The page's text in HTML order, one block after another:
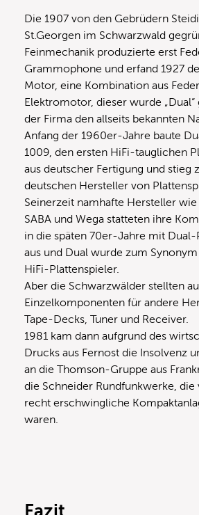
Die 1907 von den Gebrüdern
St.Georgen im Schwarzwald
Feinmechanik produzierte erst
Grammophone und erfand 1927
Motor, eine Kombination aus
Elektromotor, dieser wurde „Dual“
der Firma den allseits bekannten
Anfang der 1960er-Jahre baute
1009, den ersten HiFi-tauglichen
aus deutscher Fertigung und stieg
deutschen Hersteller von
Seinerzeit namhafte Hersteller wie
SABA und Wega statteten ihre
in die späten 70er-Jahre mit
aus und Dual wurde zum
HiFi-Plattenspieler.
Aber die Schwarzwälder stellten
Einzelkomponenten für andere
Tape-Decks, Tuner und Receiver.
1981 kam dann aufgrund des
Drucks aus Fernost die Insolvenz
an die Thomson-Gruppe aus
die Schneider Rundfunkwerke, die
recht erschwingliche
waren.
Fazit